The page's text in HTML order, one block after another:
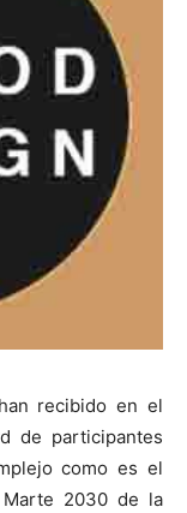
recibido en el
de participantes
como es el
2030 de la